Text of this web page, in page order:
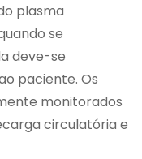
plasma
se
deve-se
paciente. Os
monitorados
circulatória e